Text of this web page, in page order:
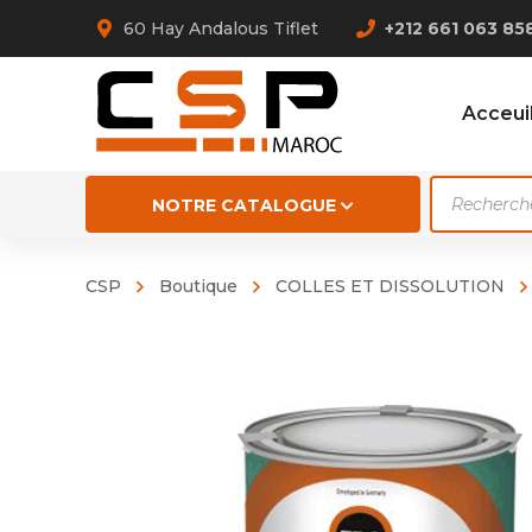
60 Hay Andalous Tiflet +212 661 063
Acceuil
NOTRE CATALOGUE
NR
PARA
de
CSP Boutique COLLES ET DISSOLUTION